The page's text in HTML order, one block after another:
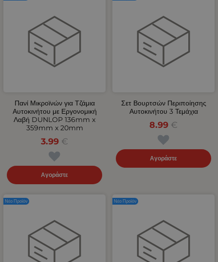
Πανί Μικροϊνών για Τζάμια
Αυτοκινήτου με Εργονομική
Λαβή DUNLOP 136mm x
359mm x 20mm
3.99 €
Αγοράστε
Σετ Βουρτσών Περιποίησης
Αυτοκινήτου 3 Τεμάχια
8.99 €
Αγοράστε
Νέο Προϊόν Νέο Προϊόν